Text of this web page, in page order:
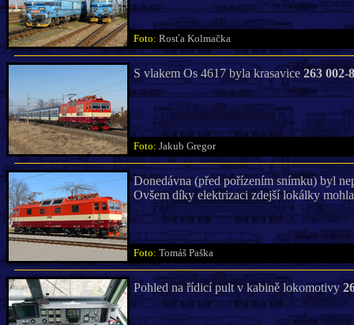
Foto: Rosťa Kolmačka
S vlakem Os 4617 byla krasavice 263 002-8
Foto: Jakub Gregor
Donedávna (před pořízením snímku) byl
Ovšem díky elektrizaci zdejší lokálky
Foto: Tomáš Paška
Pohled na řídicí pult v kabině lokomotivy